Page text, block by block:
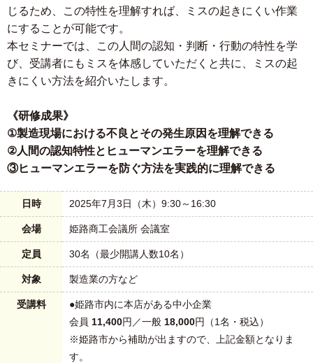
じるため、この特性を理解すれば、ミスの起きにくい作業
にすることが可能です。
本セミナーでは、この人間の認知・判断・行動の特性を学
び、受講者にもミスを体感していただくと共に、ミスの起
きにくい方法を紹介いたします。
《研修成果》
①製造現場における不良とその発生原因を理解できる
②人間の認知特性とヒューマンエラーを理解できる
③ヒューマンエラーを防ぐ方法を実践的に理解できる
日時 2025年7月3日（木）9:30～16:30
会場 姫路商工会議所 会議室
定員 30名（最少開講人数10名）
対象 製造業の方など
受講料
●姫路市内に本店がある中小企業
会員 11,400円／一般 18,000円（1名・税込）
※姫路市から補助が出ますので、上記金額となりま
す。